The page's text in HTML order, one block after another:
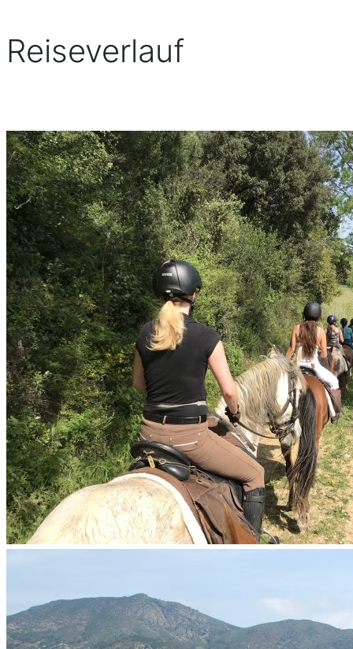
Reiseverlauf